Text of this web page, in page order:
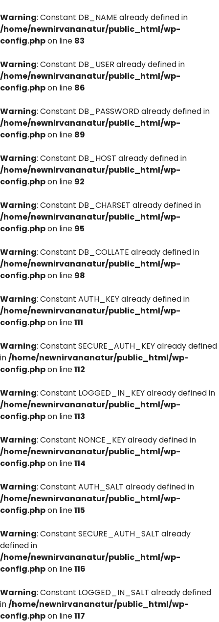
Warning: Constant DB_NAME already defined in
/home/newnirvananatur/public_html/wp-
config.phpon line 83
Warning: Constant DB_USER already defined in
/home/newnirvananatur/public_html/wp-
config.phpon line 86
Warning: Constant DB_PASSWORD already defined in
/home/newnirvananatur/public_html/wp-
config.phpon line 89
Warning: Constant DB_HOST already defined in
/home/newnirvananatur/public_html/wp-
config.phpon line 92
Warning: Constant DB_CHARSET already defined in
/home/newnirvananatur/public_html/wp-
config.phpon line 95
Warning: Constant DB_COLLATE already defined in
/home/newnirvananatur/public_html/wp-
config.phpon line 98
Warning: Constant AUTH_KEY already defined in
/home/newnirvananatur/public_html/wp-
config.phpon line111
Warning: Constant SECURE_AUTH_KEY already defined
in/home/newnirvananatur/public_html/wp-
config.phpon line112
Warning: Constant LOGGED_IN_KEY already defined in
/home/newnirvananatur/public_html/wp-
config.phpon line113
Warning: Constant NONCE_KEY already defined in
/home/newnirvananatur/public_html/wp-
config.phpon line114
Warning: Constant AUTH_SALT already defined in
/home/newnirvananatur/public_html/wp-
config.phpon line115
Warning: Constant SECURE_AUTH_SALT already
defined in
/home/newnirvananatur/public_html/wp-
config.phpon line116
Warning: Constant LOGGED_IN_SALT already defined
in/home/newnirvananatur/public_html/wp-
config.phpon line117